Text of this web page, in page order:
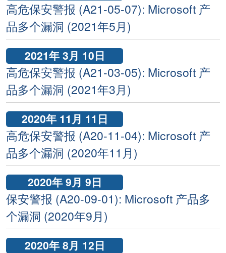
高危保安警报 (A21-05-07): Microsoft 产
品多个漏洞 (2021年5月)
2021年 3月 10日
高危保安警报 (A21-03-05): Microsoft 产
品多个漏洞 (2021年3月)
2020年 11月 11日
高危保安警报 (A20-11-04): Microsoft 产
品多个漏洞 (2020年11月)
2020年 9月 9日
保安警报 (A20-09-01): Microsoft 产品多
个漏洞 (2020年9月)
2020年 8月 12日